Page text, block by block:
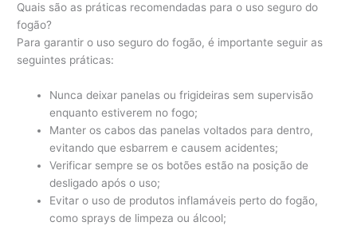
Quais são as práticas recomendadas para o uso seguro do
fogão?
Para garantir o uso seguro do fogão, é importante seguir as
seguintes práticas:
Nunca deixar panelas ou frigideiras sem supervisão
enquanto estiverem no fogo;
Manter os cabos das panelas voltados para dentro,
evitando que esbarrem e causem acidentes;
Verificar sempre se os botões estão na posição de
desligado após o uso;
Evitar o uso de produtos inflamáveis perto do fogão,
como sprays de limpeza ou álcool;